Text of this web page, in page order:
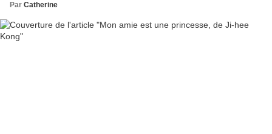
Par Catherine